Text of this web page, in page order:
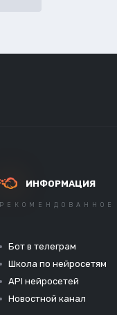
ИНФОРМАЦИЯ
РЕКОМЕНДОВАННОЕ
Бот в телеграм
Школа по нейросетям
API нейросетей
Новостной канал